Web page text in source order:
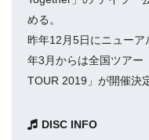
める。
昨年12月5日にニュー
年3月からは全国ツアー
TOUR 2019」が開催決
DISC INFO